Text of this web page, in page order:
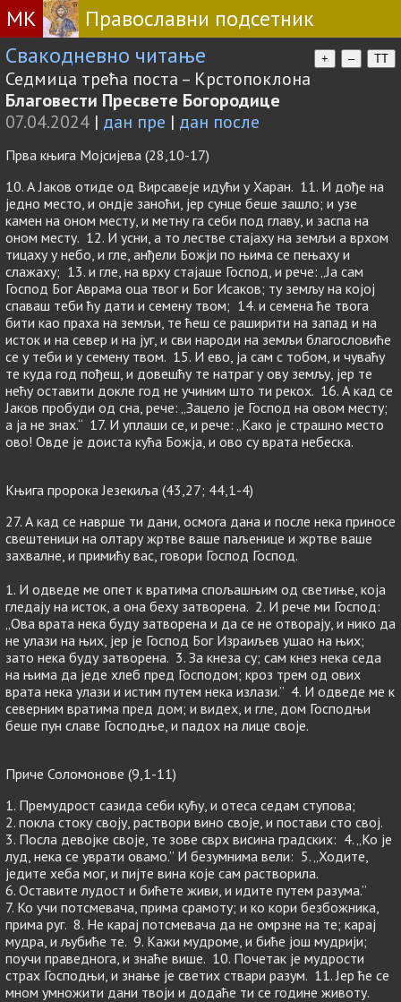
МК
Православни подсетник
Свакодневно читање
+ – TT
Седмица трећа поста – Крстопоклона
Благовести Пресвете Богородице
07.04.2024 | дан пре | дан после
Прва књига Мојсијева (28,10-17)
10. А Јаков отиде од Вирсавеје идући у Харан. 11. И дође на
једно место, и ондје заноћи, јер сунце беше зашло; и узе
камен на оном месту, и метну га себи под главу, и заспа на
оном месту. 12. И усни, а то лестве стајаху на земљи а врхом
тицаху у небо, и гле, анђели Божји по њима се пењаху и
слажаху; 13. и гле, на врху стајаше Господ, и рече: „Ја сам
Господ Бог Аврама оца твог и Бог Исаков; ту земљу на којој
спаваш теби ћу дати и семену твом; 14. и семена ће твога
бити као праха на земљи, те ћеш се раширити на запад и на
исток и на север и на југ, и сви народи на земљи благословиће
се у теби и у семену твом. 15. И ево, ја сам с тобом, и чуваћу
те куда год пођеш, и довешћу те натраг у ову земљу, јер те
нећу оставити докле год не учиним што ти рекох. 16. А кад се
Јаков пробуди од сна, рече: „Зацело је Господ на овом месту;
а ја не знах.“ 17. И уплаши се, и рече: „Како је страшно место
ово! Овде је доиста кућа Божја, и ово су врата небеска.
Књига пророка Језекиља (43,27; 44,1-4)
27. А кад се наврше ти дани, осмога дана и после нека приносе
свештеници на олтару жртве ваше паљенице и жртве ваше
захвалне, и примићу вас, говори Господ Господ.
1. И одведе ме опет к вратима спољашњим од светиње, која
гледају на исток, а она беху затворена. 2. И рече ми Господ:
„Ова врата нека буду затворена и да се не отворају, и нико да
не улази на њих, јер је Господ Бог Израиљев ушао на њих;
зато нека буду затворена. 3. За кнеза су; сам кнез нека седа
на њима да једе хлеб пред Господом; кроз трем од ових
врата нека улази и истим путем нека излази.” 4. И одведе ме к
северним вратима пред дом; и видех, и гле, дом Господњи
беше пун славе Господње, и падох на лице своје.
Приче Соломонове (9,1-11)
1. Премудрост сазида себи кућу, и отеса седам ступова;
2. покла стоку своју, раствори вино своје, и постави сто свој.
3. Посла девојке своје, те зове сврх висина градских: 4. „Ко је
луд, нека се уврати овамо.” И безумнима вели: 5. „Ходите,
једите хеба мог, и пијте вина које сам растворила.
6. Оставите лудост и бићете живи, и идите путем разума.”
7. Ко учи потсмевача, прима срамоту; и ко кори безбожника,
прима руг. 8. Не карај потсмевача да не омрзне на те; карај
мудра, и љубиће те. 9. Кажи мудроме, и биће још мудрији;
поучи праведнога, и знаће више. 10. Почетак је мудрости
страх Господњи, и знање је светих ствари разум. 11. Јер ће се
мном умножити дани твоји и додаће ти се године животу.